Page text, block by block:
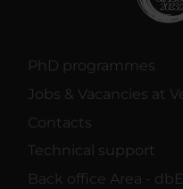
PhD programmes
Jobs & Vacancies at
Contacts
Technical support
Back office Area -